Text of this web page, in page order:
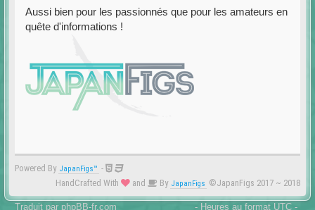
Aussi bien pour les passionnés que pour les amateurs en
quête d'informations !
Powered By JapanFigs™ -
HandCrafted With
and By JapanFigs ©JapanFigs 2017 ~ 2018
Traduit par phpBB-fr.com - Heures au format UTC -